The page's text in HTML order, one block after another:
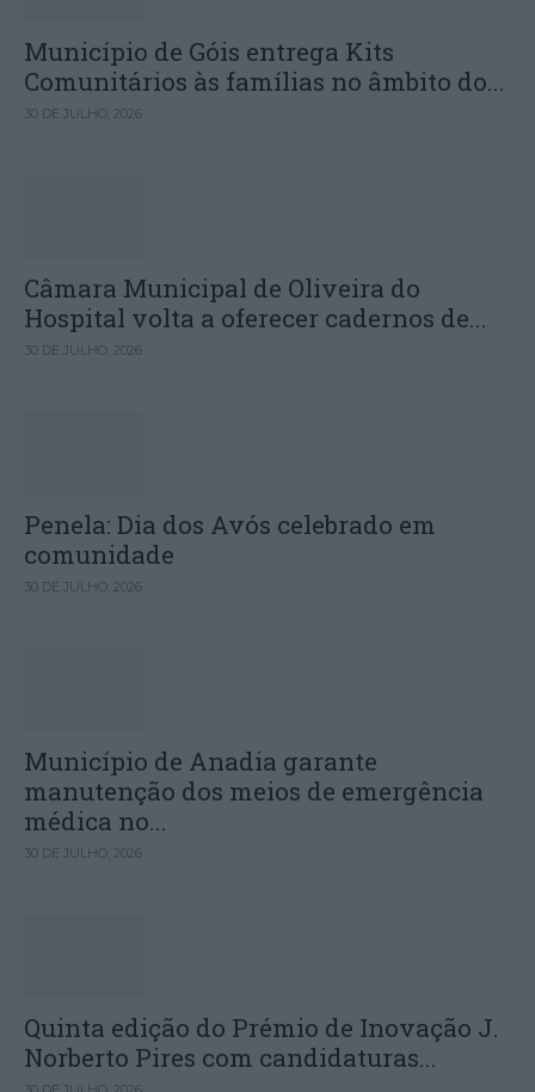
Município de Góis entrega Kits
Comunitários às famílias no âmbito do...
30 DE JULHO, 2026
Câmara Municipal de Oliveira do
Hospital volta a oferecer cadernos de...
30 DE JULHO, 2026
Penela: Dia dos Avós celebrado em
comunidade
30 DE JULHO, 2026
Município de Anadia garante
manutenção dos meios de emergência
médica no...
30 DE JULHO, 2026
Quinta edição do Prémio de Inovação J.
Norberto Pires com candidaturas...